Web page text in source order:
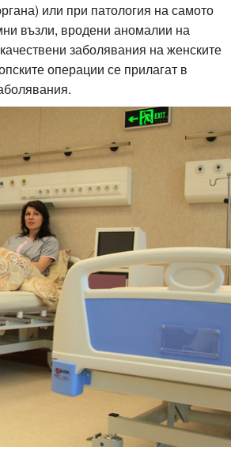
или при патология на самото
възли, вродени аномалии на
заболявания на женските
операции се прилагат в